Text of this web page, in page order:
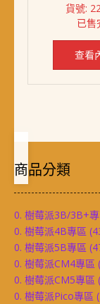
價
格：
貨號:
已售
查看
商品分類
0. 樹莓派3B/3B+
0. 樹莓派4B專區
0. 樹莓派5B專區
0. 樹莓派CM4專區
0. 樹莓派CM5專區
0. 樹莓派Pico專區